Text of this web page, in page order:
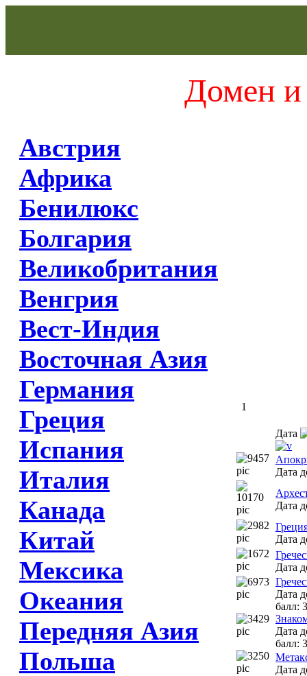
Домен и
Австрия
Африка
Бенилюкс
Болгария
Великобритания
Венгрия
Вест-Индия
Восточная Азия
Германия
Греция
Испания
Италия
Канада
Китай
Мексика
Океания
Передняя Азия
Польша
1
Дата
Дата
Дата
Дата
Дата
Дата
балл:
Дата
балл:
Дата